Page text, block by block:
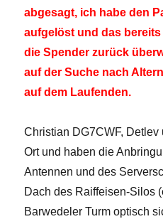
abgesagt, ich habe den
aufgelöst und das
die Spender zurück
auf der Suche nach
auf dem Laufenden.
Christian DG7CWF,
Ort und haben die
Antennen und des
Dach des Raiffeisen-Silos
Barwedeler Turm optisch